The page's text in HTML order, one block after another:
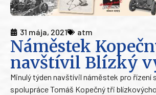
31 mája, 2021 atm
Náměstek
navštívil Blízký
Minulý týden navštívil náměstek pro řízení
spolupráce Tomáš Kopečný tři